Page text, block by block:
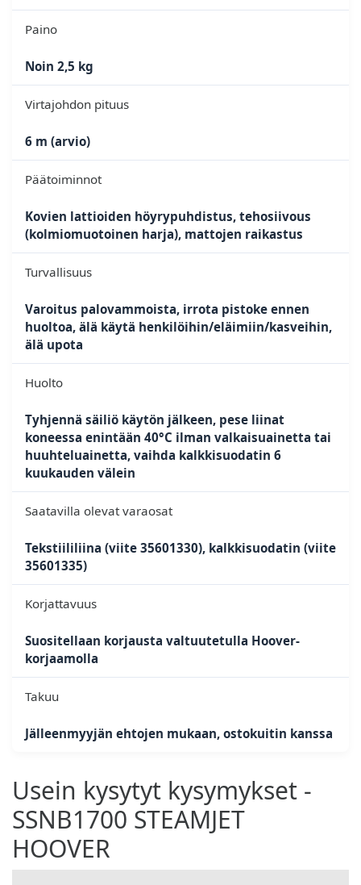
Paino
Noin 2,5 kg
Virtajohdon pituus
6 m (arvio)
Päätoiminnot
Kovien lattioiden höyrypuhdistus, tehosiivous
(kolmiomuotoinen harja), mattojen raikastus
Turvallisuus
Varoitus palovammoista, irrota pistoke ennen
huoltoa, älä käytä henkilöihin/eläimiin/kasveihin,
älä upota
Huolto
Tyhjennä säiliö käytön jälkeen, pese liinat
koneessa enintään 40°C ilman valkaisuainetta tai
huuhteluainetta, vaihda kalkkisuodatin 6
kuukauden välein
Saatavilla olevat varaosat
Tekstiililiina (viite 35601330), kalkkisuodatin (viite
35601335)
Korjattavuus
Suositellaan korjausta valtuutetulla Hoover-
korjaamolla
Takuu
Jälleenmyyjän ehtojen mukaan, ostokuitin kanssa
Usein kysytyt kysymykset -
SSNB1700 STEAMJET
HOOVER